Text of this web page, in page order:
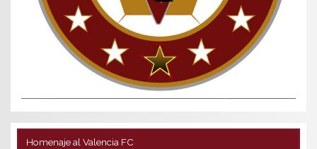
Homenaje al Valencia FC